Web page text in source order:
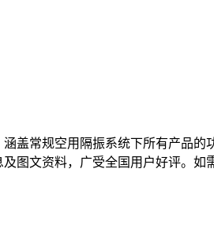
盖常规空用隔振系统下所有产品
图文资料，广受全国用户好评。如